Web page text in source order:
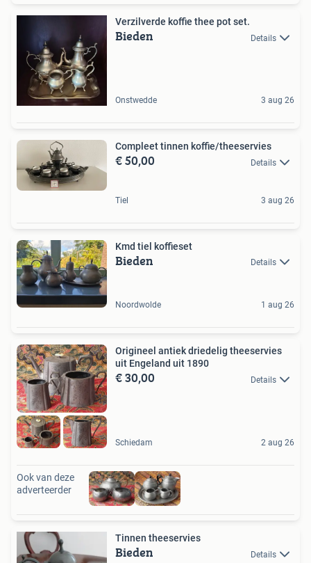
Verzilverde koffie thee pot set.
Bieden Details
Onstwedde 3 aug 26
Compleet tinnen koffie/theeservies
€ 50,00 Details
Tiel 3 aug 26
Kmd tiel koffieset
Bieden Details
Noordwolde 1 aug 26
Origineel antiek driedelig theeservies
uit Engeland uit 1890
€ 30,00 Details
Schiedam 2 aug 26
Ook van deze
adverteerder
Tinnen theeservies
Bieden Details